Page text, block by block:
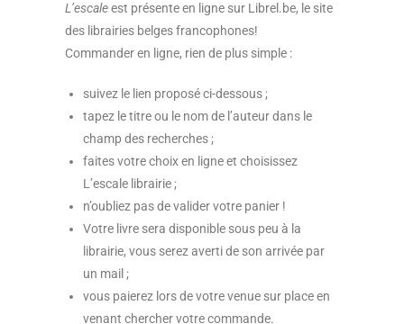
L’escaleest présente en ligne sur Librel.be, le site
des librairies belges francophones!
Commander en ligne, rien de plus simple :
suivez le lien proposé ci-dessous ;
tapez le titre ou le nom de l’auteur dans le
champ des recherches ;
faites votre choix en ligne et choisissez
L’escale librairie ;
n’oubliez pas de valider votre panier !
Votre livre sera disponible sous peu à la
librairie, vous serez averti de son arrivée par
un mail ;
vous paierez lors de votre venue sur place en
venant chercher votre commande.